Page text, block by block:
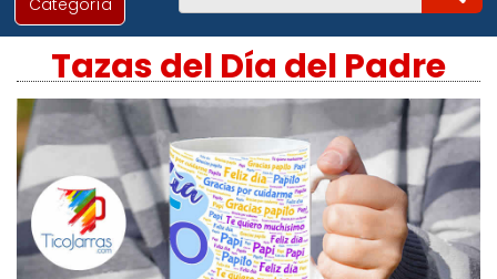
Categoría
Tazas del Día del Padre